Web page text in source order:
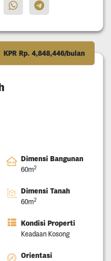
KPR Rp. 4,848,446/bulan
Dimensi Bangunan
60m2
Dimensi Tanah
60m2
Kondisi Properti
Keadaan Kosong
Orientasi